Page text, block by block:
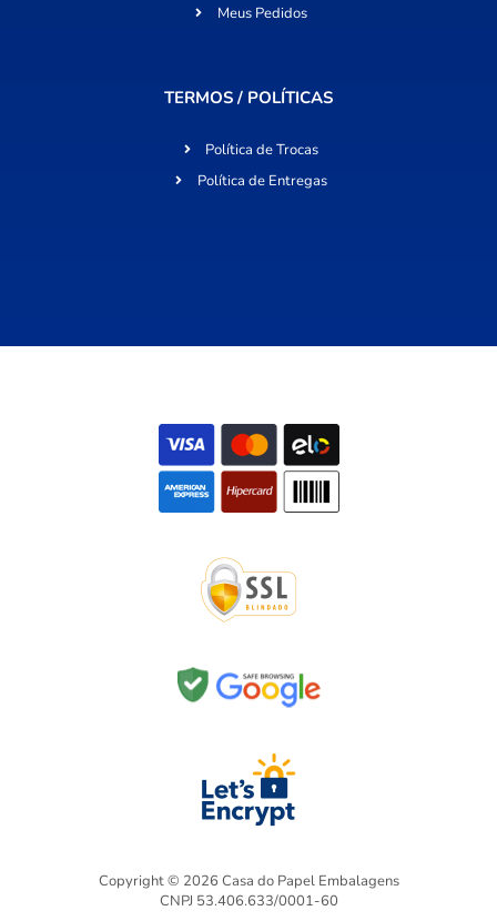
Meus Pedidos
TERMOS / POLÍTICAS
Política de Trocas
Política de Entregas
Copyright © 2026 Casa do Papel Embalagens
CNPJ 53.406.633/0001-60